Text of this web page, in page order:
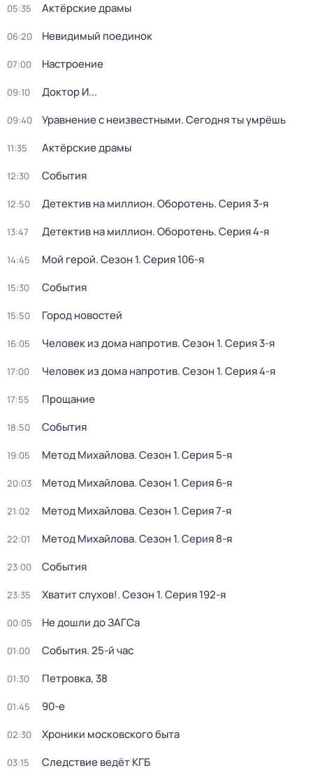
05:35 Актёрские драмы
06:20 Невидимый поединок
07:00 Настроение
09:10 Доктор И...
09:40 Уравнение с неизвестными. Сегодня ты умрёшь
11:35 Актёрские драмы
12:30 События
12:50 Детектив на миллион. Оборотень. Серия 3-я
13:47 Детектив на миллион. Оборотень. Серия 4-я
14:45 Мой герой. Сезон 1. Серия 106-я
15:30 События
15:50 Город новостей
16:05 Человек из дома напротив. Сезон 1. Серия 3-я
17:00 Человек из дома напротив. Сезон 1. Серия 4-я
17:55 Прощание
18:50 События
19:05 Метод Михайлова. Сезон 1. Серия 5-я
20:03 Метод Михайлова. Сезон 1. Серия 6-я
21:02 Метод Михайлова. Сезон 1. Серия 7-я
22:01 Метод Михайлова. Сезон 1. Серия 8-я
23:00 События
23:35 Хватит слухов!. Сезон 1. Серия 192-я
00:05 Не дошли до ЗАГСа
01:00 События. 25-й час
01:30 Петровка, 38
01:45 90-е
02:30 Хроники московского быта
03:15 Следствие ведёт КГБ